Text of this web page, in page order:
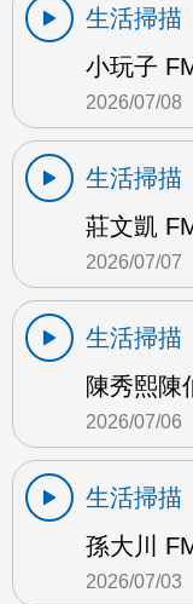
生活掃描
小玩子
2026/07/08
生活掃描
莊文凱
2026/07/07
生活掃描
陳秀熙陳
2026/07/06
生活掃描
孫大川
2026/07/03